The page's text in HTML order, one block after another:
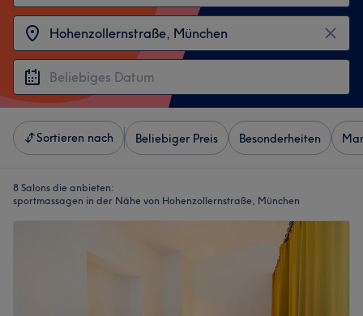
Sortieren nach Beliebiger Preis Besonderheiten
8 Salons die anbieten:
sportmassagen in der Nähe von Hohenzollernstraße, München